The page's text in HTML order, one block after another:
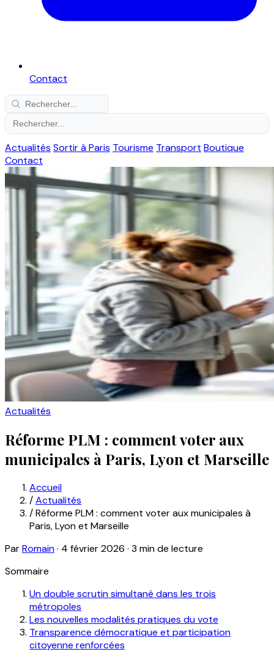
Contact
Actualités Sortir à Paris Tourisme Transport Boutique
Contact
Actualités
Réforme PLM : comment voter aux
municipales à Paris, Lyon et Marseille
Accueil
/Actualités
/Réforme PLM : comment voter aux municipales à
Paris, Lyon et Marseille
ParRomain· 4 février 2026 · 3 min de lecture
Sommaire
Un double scrutin simultané dans les trois
métropoles
Les nouvelles modalités pratiques du vote
Transparence démocratique et participation
citoyenne renforcées